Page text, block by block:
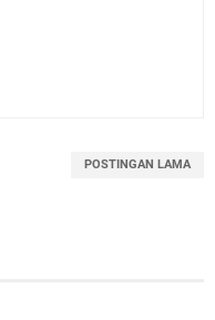
POSTINGAN LAMA